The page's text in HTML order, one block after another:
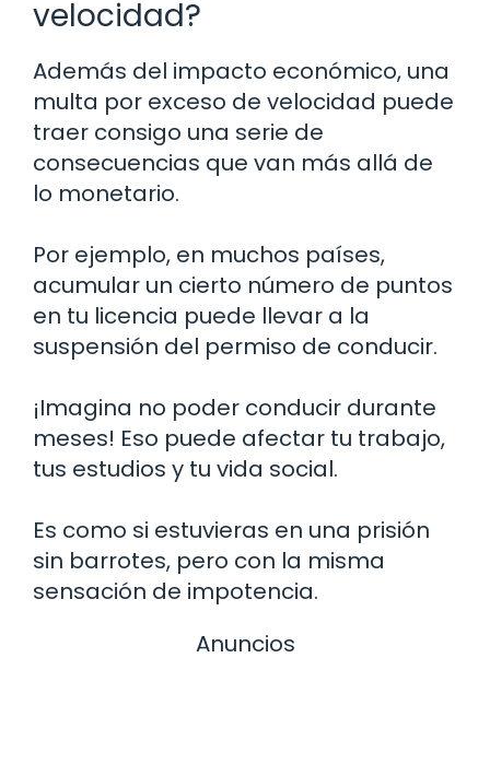
velocidad?
Además del impacto económico, una
multa por exceso de velocidad puede
traer consigo una serie de
consecuencias que van más allá de
lo monetario.
Por ejemplo, en muchos países,
acumular un cierto número de puntos
en tu licencia puede llevar a la
suspensión del permiso de conducir.
¡Imagina no poder conducir durante
meses! Eso puede afectar tu trabajo,
tus estudios y tu vida social.
Es como si estuvieras en una prisión
sin barrotes, pero con la misma
sensación de impotencia.
Anuncios